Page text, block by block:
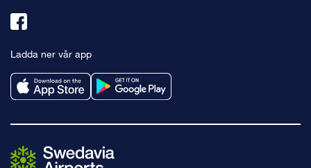
facebook
Ladda ner vår app